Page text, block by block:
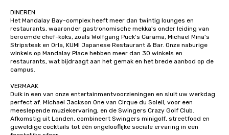
DINEREN
Het Mandalay Bay-complex heeft meer dan twintig lounges en
restaurants, waaronder gastronomische mekka's onder leiding van
beroemde chef-koks, zoals Wolfgang Puck's Carama, Michael Mina's
Stripsteak en Orla, KUMI Japanese Restaurant & Bar. Onze naburige
winkels op Mandalay Place hebben meer dan 30 winkels en
restaurants, wat bijdraagt aan het gemak en het brede aanbod op de
campus.
VERMAAK
Duik in een van onze entertainmentvoorzieningen en sluit uw werkdag
perfect af: Michael Jackson One van Cirque du Soleil, voor een
meeslepende muziekervaring, en de Swingers Crazy Golf Club.
Afkomstig uit Londen, combineert Swingers minigolf, streetfood en
geweldige cocktails tot één ongelooflijke sociale ervaring in een